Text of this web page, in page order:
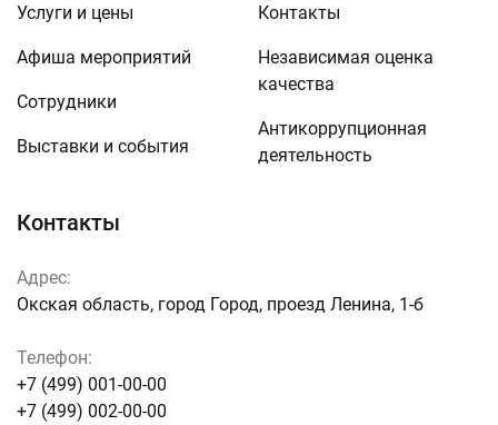
Контакты
Адрес:
Окская область, город Город, проезд Ленина, 1-б
Телефон:
+7 (499) 001-00-00
+7 (499) 002-00-00
Услуги и цены
Афиша мероприятий
Сотрудники
Выставки и события
Контакты
Независимая оценка
качества
Антикоррупционная
деятельность